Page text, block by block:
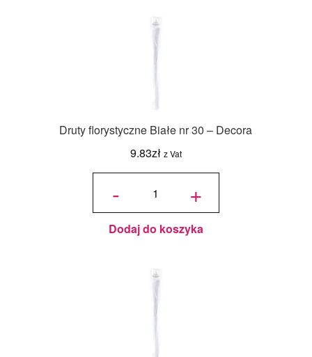
Druty florystyczne Białe nr 30 – Decora
9.83zł z Vat
-
ilość Druty
- Decora +
Dodaj do koszyka